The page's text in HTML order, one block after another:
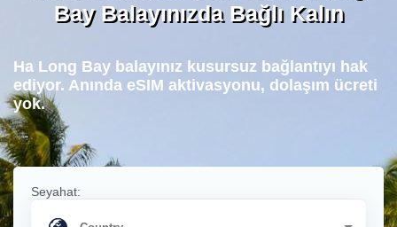
Bay Balayınızda Bağlı Kalın
Ha Long Bay balayınız kusursuz bağlantıyı hak
ediyor. Anında eSIM aktivasyonu, dolaşım ücreti
yok.
Seyahat: